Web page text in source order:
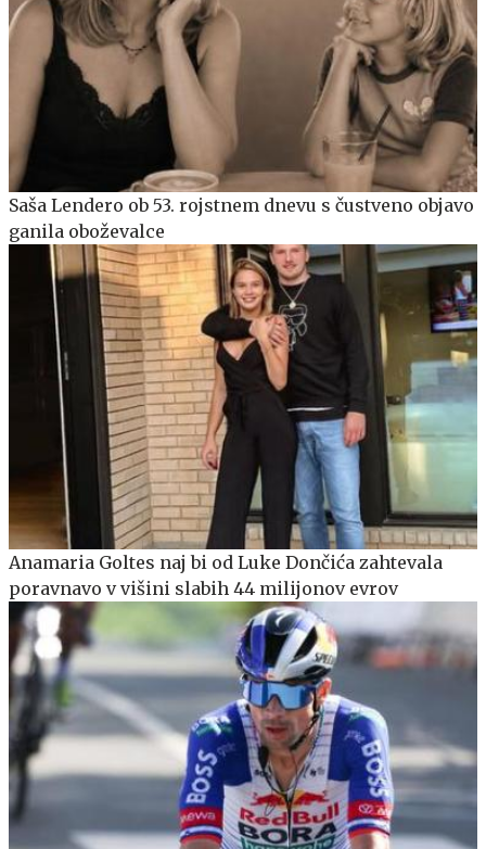
Saša Lendero ob 53. rojstnem dnevu s čustveno objavo
ganila oboževalce
Anamaria Goltes naj bi od Luke Dončića zahtevala
poravnavo v višini slabih 44 milijonov evrov